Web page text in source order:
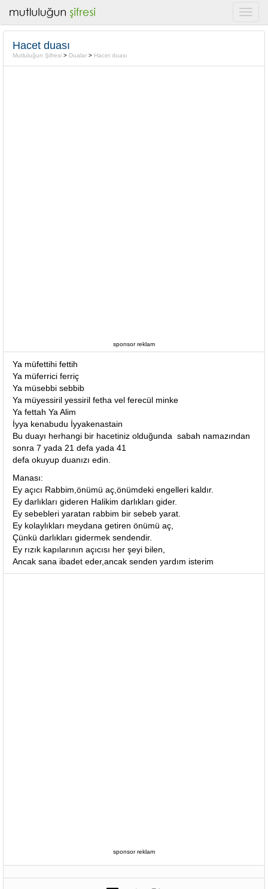
Hacet duası
Mutluluğun Şifresi > Dualar > Hacet duası
sponsor reklam
Ya müfettihi fettih
Ya müferrici ferriç
Ya müsebbi sebbib
Ya müyessiril yessiril fetha vel ferecül minke
Ya fettah Ya Alim
İyya kenabudu İyyakenastain
Bu duayı herhangi bir hacetiniz olduğunda sabah namazından
sonra 7 yada 21 defa yada 41
defa okuyup duanızı edin.
Manası:
Ey açıcı Rabbim,önümü aç,önümdeki engelleri kaldır.
Ey darlıkları gideren Halikim darlıkları gider.
Ey sebebleri yaratan rabbim bir sebeb yarat.
Ey kolaylıkları meydana getiren önümü aç,
Çünkü darlıkları gidermek sendendir.
Ey rızık kapılarının açıcısı her şeyi bilen,
Ancak sana ibadet eder,ancak senden yardım isterim
sponsor reklam